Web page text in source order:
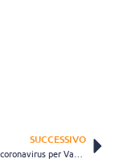
SUCCESSIVO